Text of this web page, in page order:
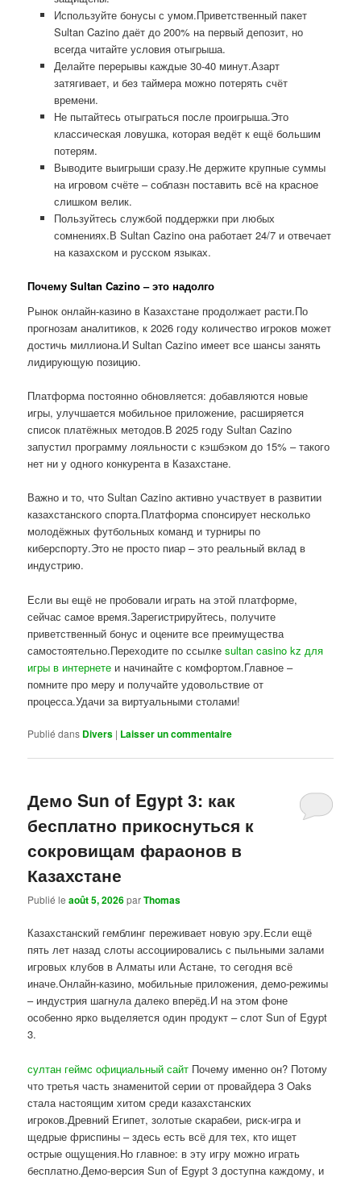
Используйте бонусы с умом.Приветственный пакет
Sultan Cazino даёт до 200% на первый депозит, но
всегда читайте условия отыгрыша.
Делайте перерывы каждые 30-40 минут.Азарт
затягивает, и без таймера можно потерять счёт
времени.
Не пытайтесь отыграться после проигрыша.Это
классическая ловушка, которая ведёт к ещё большим
потерям.
Выводите выигрыши сразу.Не держите крупные суммы
на игровом счёте – соблазн поставить всё на красное
слишком велик.
Пользуйтесь службой поддержки при любых
сомнениях.В Sultan Cazino она работает 24/7 и отвечает
на казахском и русском языках.
Почему Sultan Cazino – это надолго
Рынок онлайн-казино в Казахстане продолжает расти.По
прогнозам аналитиков, к 2026 году количество игроков может
достичь миллиона.И Sultan Cazino имеет все шансы занять
лидирующую позицию.
Платформа постоянно обновляется: добавляются новые
игры, улучшается мобильное приложение, расширяется
список платёжных методов.В 2025 году Sultan Cazino
запустил программу лояльности с кэшбэком до 15% – такого
нет ни у одного конкурента в Казахстане.
Важно и то, что Sultan Cazino активно участвует в развитии
казахстанского спорта.Платформа спонсирует несколько
молодёжных футбольных команд и турниры по
киберспорту.Это не просто пиар – это реальный вклад в
индустрию.
Если вы ещё не пробовали играть на этой платформе,
сейчас самое время.Зарегистрируйтесь, получите
приветственный бонус и оцените все преимущества
самостоятельно.Переходите по ссылкеsultan casino kz для
игры в интернете и начинайте с комфортом.Главное –
помните про меру и получайте удовольствие от
процесса.Удачи за виртуальными столами!
Publié dans Divers | Laisser un commentaire
Демо Sun of Egypt 3: как
бесплатно прикоснуться к
сокровищам фараонов в
Казахстане
Publié leaoût 5, 2026parThomas
Казахстанский гемблинг переживает новую эру.Если ещё
пять лет назад слоты ассоциировались с пыльными залами
игровых клубов в Алматы или Астане, то сегодня всё
иначе.Онлайн-казино, мобильные приложения, демо-режимы
– индустрия шагнула далеко вперёд.И на этом фоне
особенно ярко выделяется один продукт – слот Sun of Egypt
3.
султан геймс официальный сайт Почему именно он? Потому
что третья часть знаменитой серии от провайдера 3 Oaks
стала настоящим хитом среди казахстанских
игроков.Древний Египет, золотые скарабеи, риск-игра и
щедрые фриспины – здесь есть всё для тех, кто ищет
острые ощущения.Но главное: в эту игру можно играть
бесплатно.Демо-версия Sun of Egypt 3 доступна каждому, и